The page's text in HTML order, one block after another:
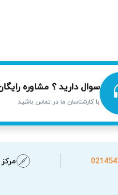
سوال دارید ؟ مشاوره
با کارشناسان ما در تماس باشید